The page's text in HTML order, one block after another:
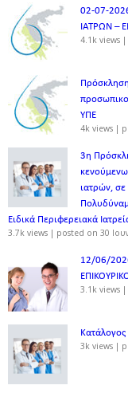
02-07-
ΙΑΤΡΩΝ –
4.1k views |
ΥΠΕ
4k views |
3η
ιατρών, σε
Ειδικά Περιφερειακά
3.7k views | posted on 30
12/06/
3.1k views |
3k views |